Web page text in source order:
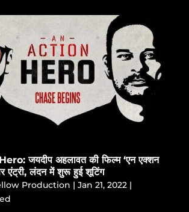
जयदीप अहलावत की फिल्म ‘एन एक्शन
एंट्री, लंदन में शुरू हुई शूटिंग
Production | Jan 21, 2022|